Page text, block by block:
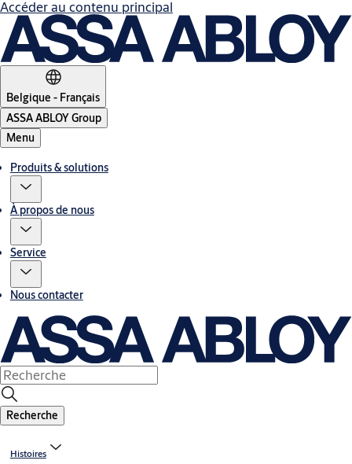
Accéder au contenu principal
Belgique - Français
ASSA ABLOY Group
Menu
Produits & solutions
À propos de nous
Service
Nous contacter
Recherche
Histoires